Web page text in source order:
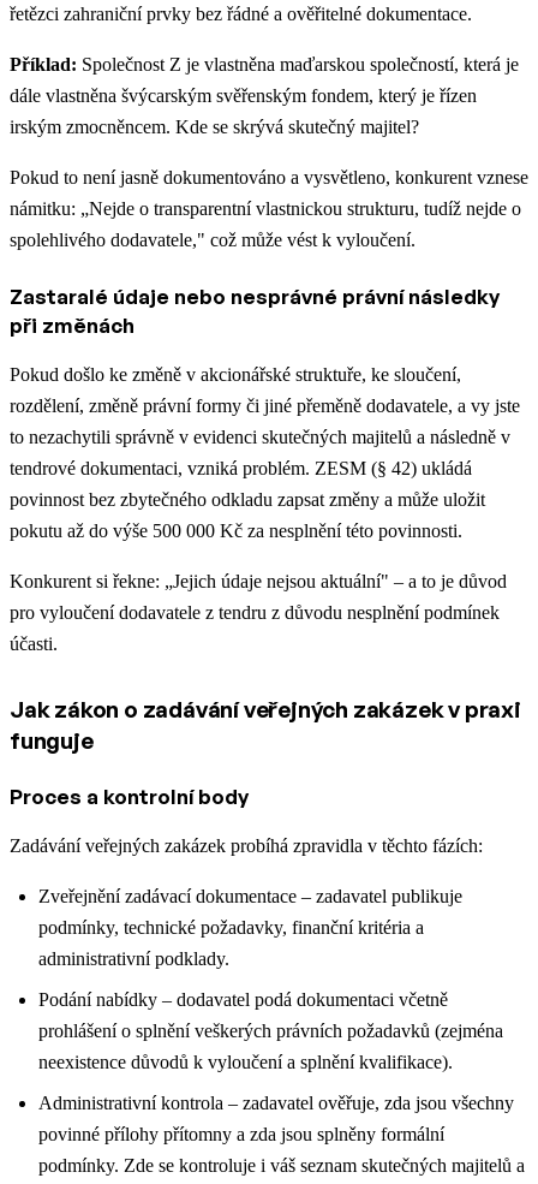
řetězci zahraniční prvky bez řádné a ověřitelné dokumentace.
Příklad: Společnost Z je vlastněna maďarskou společností, která je
dále vlastněna švýcarským svěřenským fondem, který je řízen
irským zmocněncem. Kde se skrývá skutečný majitel?
Pokud to není jasně dokumentováno a vysvětleno, konkurent vznese
námitku: „Nejde o transparentní vlastnickou strukturu, tudíž nejde o
spolehlivého dodavatele," což může vést k vyloučení.
Zastaralé údaje nebo nesprávné právní následky
při změnách
Pokud došlo ke změně v akcionářské struktuře, ke sloučení,
rozdělení, změně právní formy či jiné přeměně dodavatele, a vy jste
to nezachytili správně v evidenci skutečných majitelů a následně v
tendrové dokumentaci, vzniká problém. ZESM (§ 42) ukládá
povinnost bez zbytečného odkladu zapsat změny a může uložit
pokutu až do výše 500 000 Kč za nesplnění této povinnosti.
Konkurent si řekne: „Jejich údaje nejsou aktuální" – a to je důvod
pro vyloučení dodavatele z tendru z důvodu nesplnění podmínek
účasti.
Jak zákon o zadávání veřejných zakázek v praxi
funguje
Proces a kontrolní body
Zadávání veřejných zakázek probíhá zpravidla v těchto fázích:
Zveřejnění zadávací dokumentace – zadavatel publikuje
podmínky, technické požadavky, finanční kritéria a
administrativní podklady.
Podání nabídky – dodavatel podá dokumentaci včetně
prohlášení o splnění veškerých právních požadavků (zejména
neexistence důvodů k vyloučení a splnění kvalifikace).
Administrativní kontrola – zadavatel ověřuje, zda jsou všechny
povinné přílohy přítomny a zda jsou splněny formální
podmínky. Zde se kontroluje i váš seznam skutečných majitelů a